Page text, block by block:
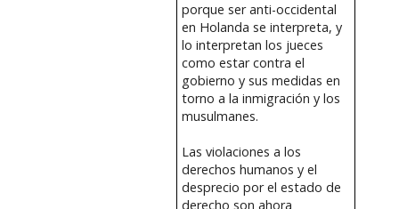
porque ser anti-occidental
en Holanda se interpreta, y
lo interpretan los jueces
como estar contra el
gobierno y sus medidas en
torno a la inmigración y los
musulmanes.
Las violaciones a los
derechos humanos y el
desprecio por el estado de
derecho son ahora